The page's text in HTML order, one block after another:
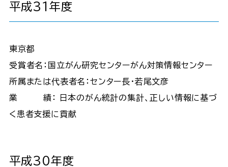
平成31年度
東京都
受賞者名：国立がん研究センターがん対策情報センター
所属または代表者名：センター長・若尾文彦
業 績： 日本のがん統計の集計、正しい情報に基づ
く患者支援に貢献
平成30年度